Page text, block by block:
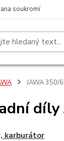
soukromí
JAWA 350/
karburátor